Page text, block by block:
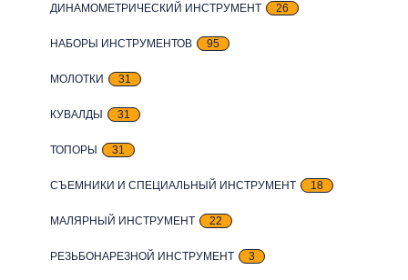
ДИНАМОМЕТРИЧЕСКИЙ ИНСТРУМЕНТ 26
НАБОРЫ ИНСТРУМЕНТОВ 95
МОЛОТКИ 31
КУВАЛДЫ 31
ТОПОРЫ 31
СЪЕМНИКИ И СПЕЦИАЛЬНЫЙ ИНСТРУМЕНТ 18
МАЛЯРНЫЙ ИНСТРУМЕНТ 22
РЕЗЬБОНАРЕЗНОЙ ИНСТРУМЕНТ 3